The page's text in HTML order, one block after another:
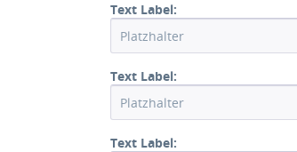
Text Label:
Text Label:
Text Label: